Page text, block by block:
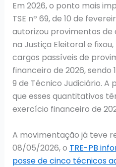
Em 2026, o ponto mais
TSE nº 69, de 10 de
autorizou provimentos de
na Justiça Eleitoral e fixou,
cargos passíveis de
financeiro de 2026, sendo
9 de Técnico Judiciário.
que esses quantitativos
exercício financeiro de
A movimentação já teve
08/05/2026, o TRE-PB
posse de cinco técnicos